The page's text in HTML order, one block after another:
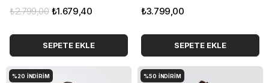
₺1.679,40
₺2.799,00
SEPETE EKLE
₺3.799,00
SEPETE EKLE
%20 İNDIRIM %50 İNDIRIM